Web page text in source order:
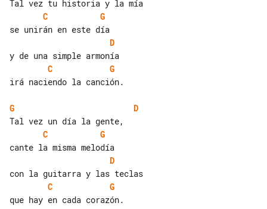
C
G
D
C
G
irá naciendo la canción.
G
D
C
G
D
C
G
que hay en cada corazón.